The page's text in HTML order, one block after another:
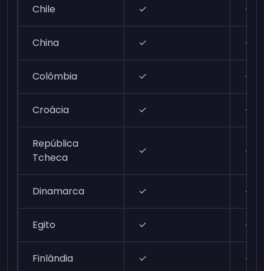
Chile ✓ ✓
China ✓ ✓
Colômbia ✓ ✓
Croácia ✓ ✓
República
Tcheca
✓ ✓
Dinamarca ✓ ✓
Egito ✓ ✓
Finlândia ✓ ✓